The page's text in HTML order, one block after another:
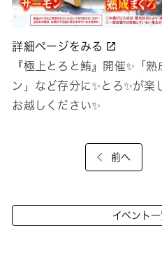
詳細ページをみる
『極上とろと鮪』開催✨「
ン」など存分に✨とろ✨が
お越しください✨
前へ
イベント